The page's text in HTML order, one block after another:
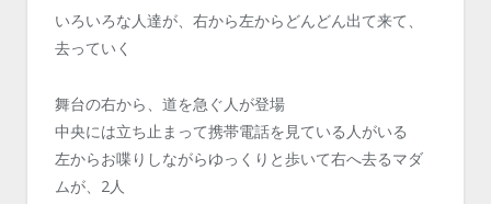
いろいろな人達が、右から左からどんどん出て来て、
去っていく
舞台の右から、道を急ぐ人が登場
中央には立ち止まって携帯電話を見ている人がいる
左からお喋りしながらゆっくりと歩いて右へ去るマダ
ムが、2人